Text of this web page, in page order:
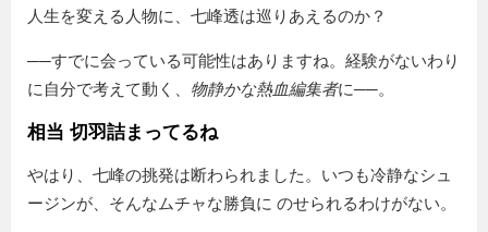
人生を変える人物に、七峰透は巡りあえるのか？
──すでに会っている可能性はありますね。経験がないわり
に自分で考えて動く、 物静かな熱血編集者に──。
相当 切羽詰まってるね
やはり、七峰の挑発は断わられました。いつも冷静なシュ
ージンが、そんなムチャな勝負に のせられるわけがない。